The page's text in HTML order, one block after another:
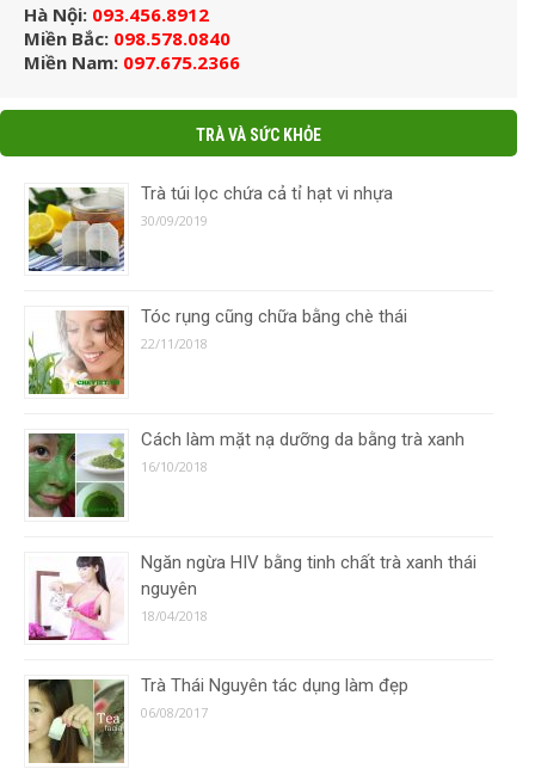
Hà Nội: 093.456.8912
Miền Bắc: 098.578.0840
Miền Nam: 097.675.2366
TRÀ VÀ SỨC KHỎE
Trà túi lọc chứa cả tỉ hạt vi nhựa
30/09/2019
Tóc rụng cũng chữa bằng chè thái
22/11/2018
Cách làm mặt nạ dưỡng da bằng trà xanh
16/10/2018
Ngăn ngừa HIV bằng tinh chất trà xanh thái
nguyên
18/04/2018
Trà Thái Nguyên tác dụng làm đẹp
06/08/2017